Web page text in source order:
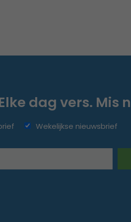
dag vers. Mis
Wekelijkse nieuwsbrief